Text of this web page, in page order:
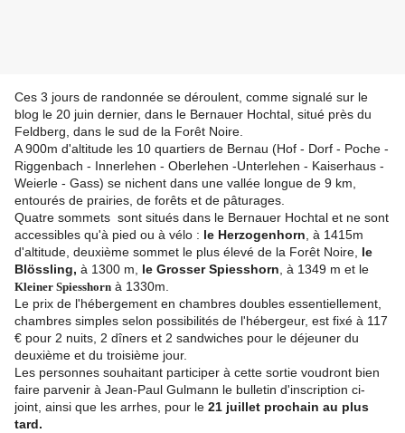
Ces 3 jours de randonnée se déroulent, comme signalé sur le
blog le 20 juin dernier, dans le Bernauer Hochtal, situé près du
Feldberg, dans le sud de la Forêt Noire.
A 900m d'altitude les 10 quartiers de Bernau (Hof - Dorf - Poche -
Riggenbach - Innerlehen - Oberlehen -Unterlehen - Kaiserhaus -
Weierle - Gass) se nichent dans une vallée longue de 9 km,
entourés de prairies, de forêts et de pâturages.
Quatre sommets sont situés dans le Bernauer Hochtal et ne sont
accessibles qu'à pied ou à vélo : le Herzogenhorn , à 1415m
d'altitude, deuxième sommet le plus élevé de la Forêt Noire, le
Blössling, à 1300 m, le Grosser Spiesshorn , à 1349 m et le
Kleiner Spiesshorn à 1330m.
Le prix de l'hébergement en chambres doubles essentiellement,
chambres simples selon possibilités de l'hébergeur, est fixé à 117
€ pour 2 nuits, 2 dîners et 2 sandwiches pour le déjeuner du
deuxième et du troisième jour.
Les personnes souhaitant participer à cette sortie voudront bien
faire parvenir à Jean-Paul Gulmann le bulletin d'inscription ci-
joint, ainsi que les arrhes, pour le 21 juillet prochain au plus
tard.